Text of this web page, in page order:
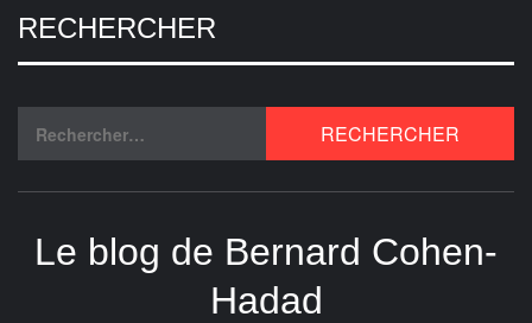
RECHERCHER
Le blog de Bernard Cohen-
Hadad